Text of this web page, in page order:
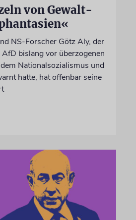
von Gewalt-
NS-Forscher Götz Aly, der
bislang vor überzogenen
Nationalsozialismus und
hatte, hat offenbar seine